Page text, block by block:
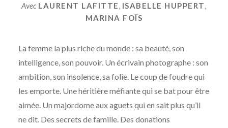
Avec LAURENT LAFITTE, ISABELLE HUPPERT,
MARINA FOÏS
La femme la plus riche du monde : sa beauté, son
intelligence, son pouvoir. Un écrivain photographe : son
ambition, son insolence, sa folie. Le coup de foudre qui
les emporte. Une héritière méfiante qui se bat pour être
aimée. Un majordome aux aguets qui en sait plus qu’il
ne dit. Des secrets de famille. Des donations